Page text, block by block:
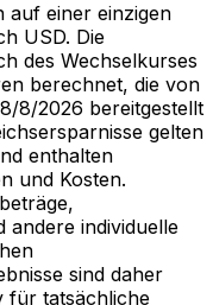
auf einer einzigen
USD. Die
des Wechselkurses
berechnet, die von
8/2026 bereitgestellt
gelten
enthalten
und Kosten.
andere individuelle
sind daher
für tatsächliche